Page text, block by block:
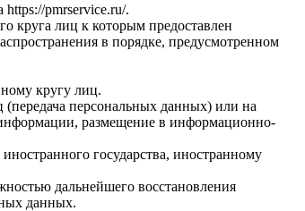
https://pmrservice.ru/.
круга лиц к которым предоставлен
в порядке, предусмотренном
кругу лиц.
персональных данных) или на
размещение в информационно-
государства, иностранному
дальнейшего восстановления
данных.